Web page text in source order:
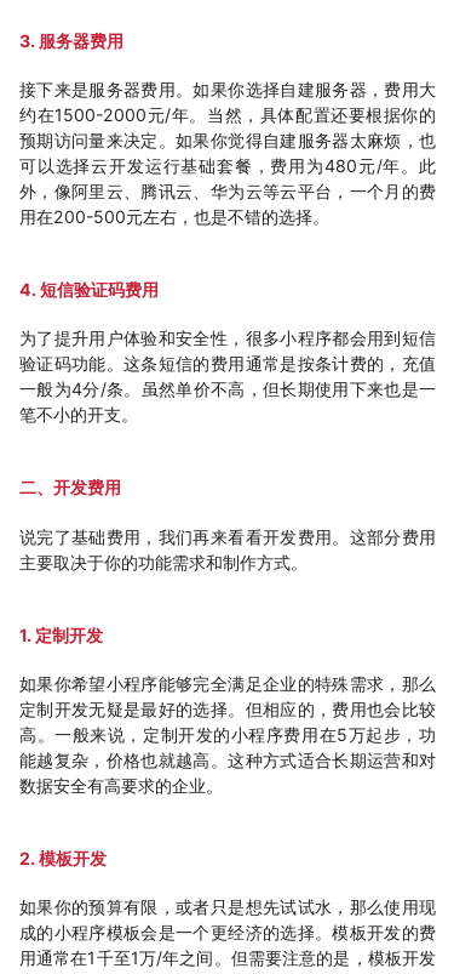
3. 服务器费用
接下来是服务器费用。如果你选择自建服务器，费用大
约在1500-2000元/年。当然，具体配置还要根据你的
预期访问量来决定。如果你觉得自建服务器太麻烦，也
可以选择云开发运行基础套餐，费用为480元/年。此
外，像阿里云、腾讯云、华为云等云平台，一个月的费
用在200-500元左右，也是不错的选择。
4. 短信验证码费用
为了提升用户体验和安全性，很多小程序都会用到短信
验证码功能。这条短信的费用通常是按条计费的，充值
一般为4分/条。虽然单价不高，但长期使用下来也是一
笔不小的开支。
二、开发费用
说完了基础费用，我们再来看看开发费用。这部分费用
主要取决于你的功能需求和制作方式。
1. 定制开发
如果你希望小程序能够完全满足企业的特殊需求，那么
定制开发无疑是最好的选择。但相应的，费用也会比较
高。一般来说，定制开发的小程序费用在5万起步，功
能越复杂，价格也就越高。这种方式适合长期运营和对
数据安全有高要求的企业。
2. 模板开发
如果你的预算有限，或者只是想先试试水，那么使用现
成的小程序模板会是一个更经济的选择。模板开发的费
用通常在1千至1万/年之间。但需要注意的是，模板开发